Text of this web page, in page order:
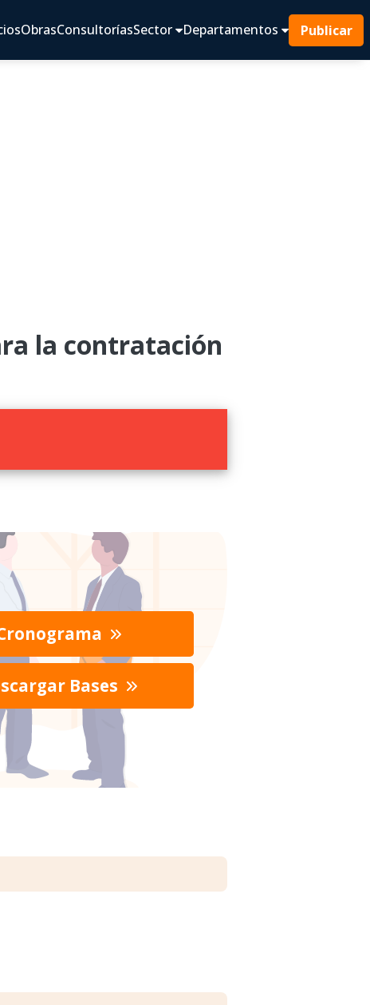
ObrasConsultoríasSector Departamentos Publicar
la contratación
Bases